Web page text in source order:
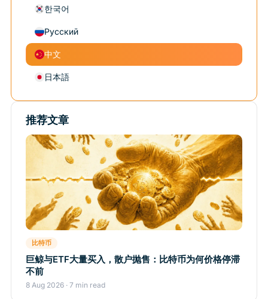
한국어
Русский
中文
日本語
推荐文章
比特币
巨鲸与ETF大量买入，散户抛售：比特币为何价格停滞
不前
8 Aug 2026 · 7 min read